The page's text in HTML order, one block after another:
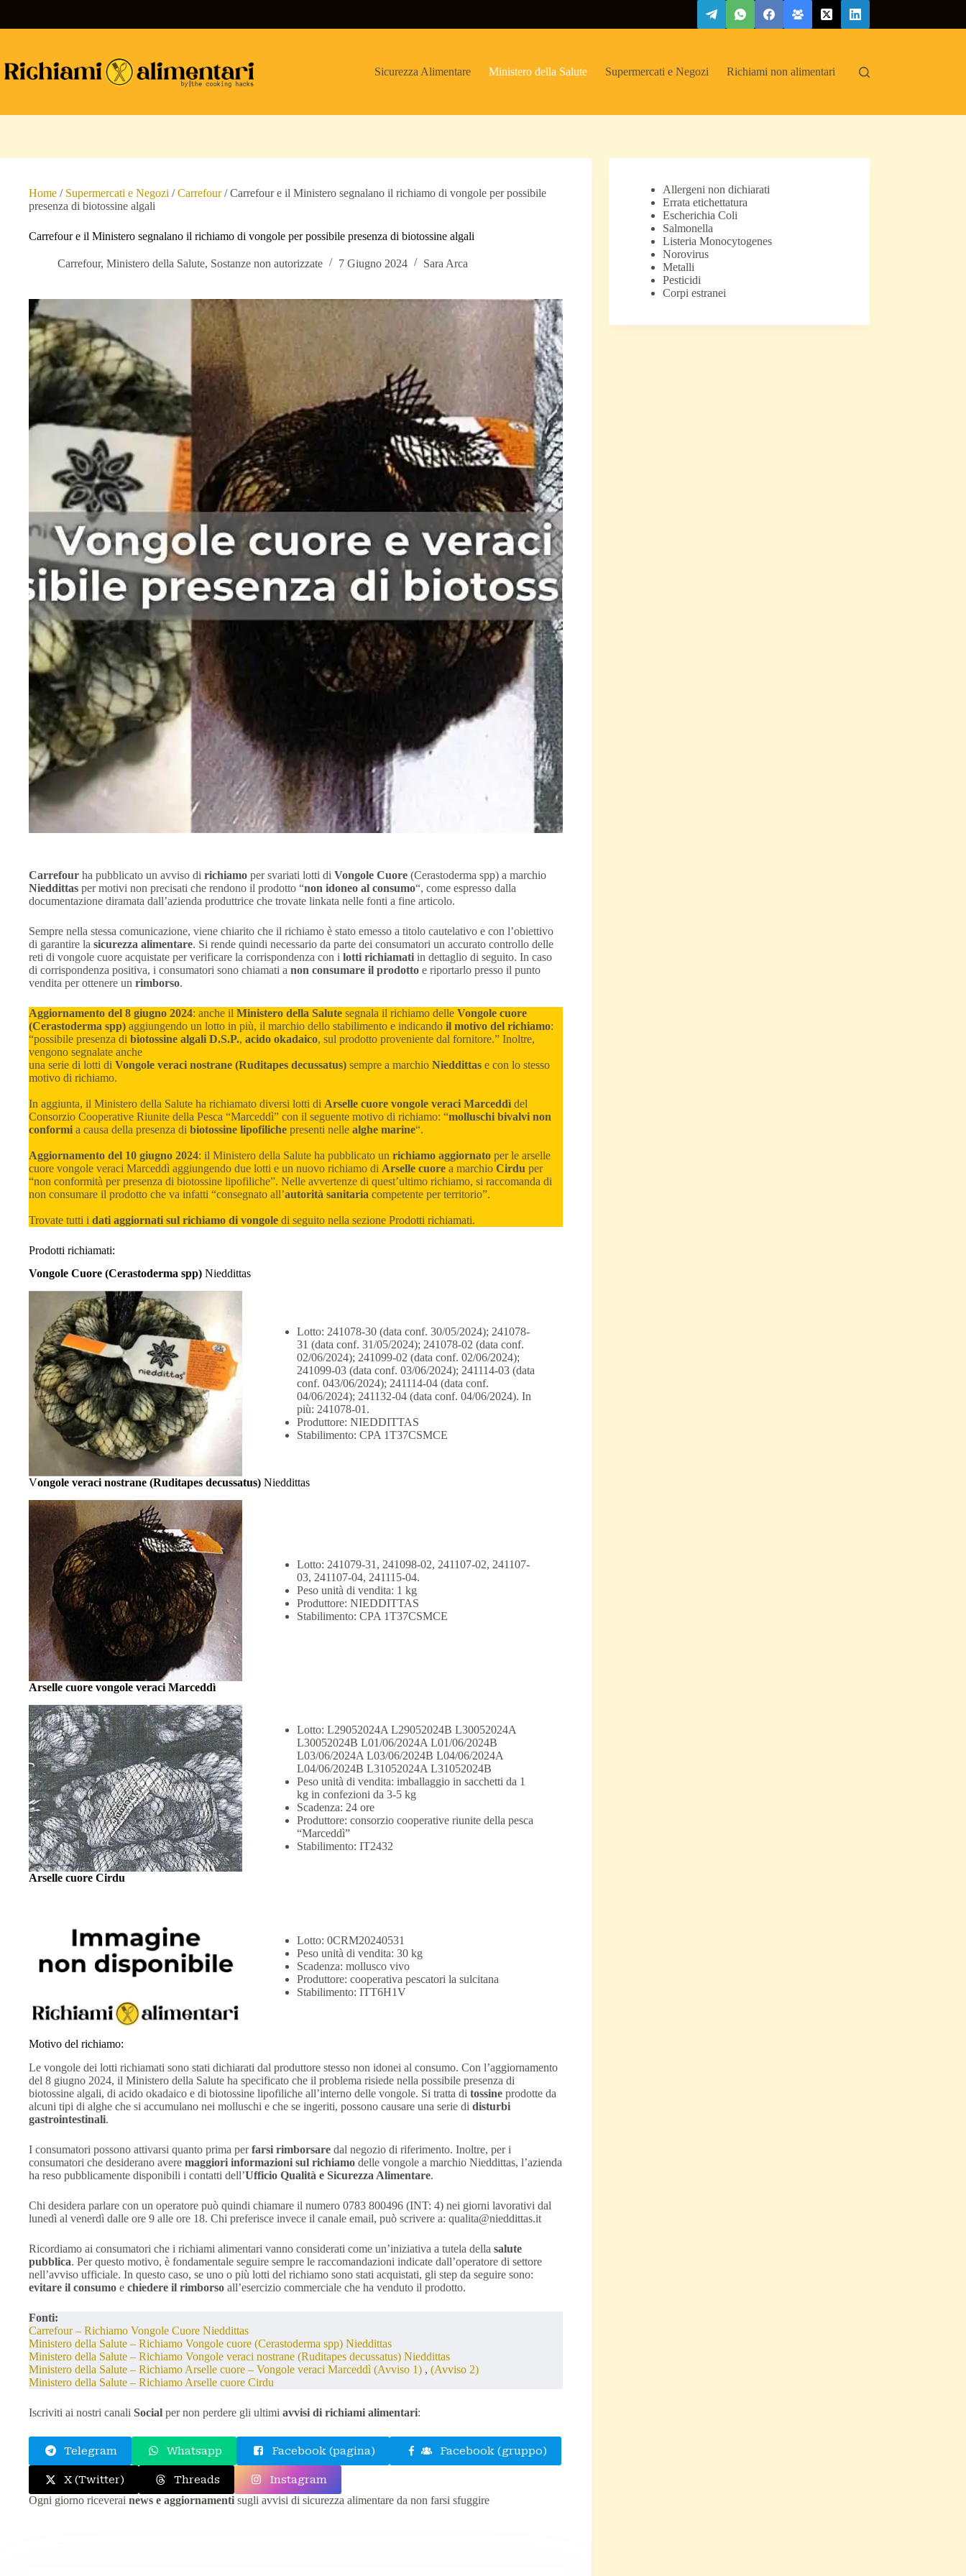
contenuto
Sicurezza Alimentare Ministero della Salute Supermercati e Negozi Richiami non alimentari
Home / Supermercati e Negozi /Carrefour/Carrefour e il Ministero segnalano il richiamo di vongole per possibile
presenza di biotossine algali
Carrefour e il Ministero segnalano il richiamo di vongole per possibile presenza di biotossine algali
Carrefour, Ministero della Salute, Sostanze non autorizzate 7 Giugno 2024 Sara Arca
Carrefour ha pubblicato un avviso di richiamo per svariati lotti di Vongole Cuore (Cerastoderma spp) a marchio
Nieddittas per motivi non precisati che rendono il prodotto “non idoneo al consumo“, come espresso dalla
documentazione diramata dall’azienda produttrice che trovate linkata nelle fonti a fine articolo.
Sempre nella stessa comunicazione, viene chiarito che il richiamo è stato emesso a titolo cautelativo e con l’obiettivo
di garantire la sicurezza alimentare. Si rende quindi necessario da parte dei consumatori un accurato controllo delle
reti di vongole cuore acquistate per verificare la corrispondenza con i lotti richiamati in dettaglio di seguito. In caso
di corrispondenza positiva, i consumatori sono chiamati a non consumare il prodotto e riportarlo presso il punto
vendita per ottenere un rimborso.
Aggiornamento del 8 giugno 2024: anche il Ministero della Salute segnala il richiamo delle Vongole cuore
(Cerastoderma spp) aggiungendo un lotto in più, il marchio dello stabilimento e indicando il motivo del richiamo:
“possibile presenza di biotossine algali D.S.P., acido okadaico, sul prodotto proveniente dal fornitore.” Inoltre,
vengono segnalate anche
una serie di lotti di Vongole veraci nostrane (Ruditapes decussatus) sempre a marchio Nieddittas e con lo stesso
motivo di richiamo.
In aggiunta, il Ministero della Salute ha richiamato diversi lotti di Arselle cuore vongole veraci Marceddì del
Consorzio Cooperative Riunite della Pesca “Marceddì” con il seguente motivo di richiamo: “molluschi bivalvi non
conformi a causa della presenza di biotossine lipofiliche presenti nelle alghe marine“.
Aggiornamento del 10 giugno 2024: il Ministero della Salute ha pubblicato un richiamo aggiornato per le arselle
cuore vongole veraci Marceddì aggiungendo due lotti e un nuovo richiamo di Arselle cuore a marchio Cirdu per
“non conformità per presenza di biotossine lipofiliche”. Nelle avvertenze di quest’ultimo richiamo, si raccomanda di
non consumare il prodotto che va infatti “consegnato all’autorità sanitaria competente per territorio”.
Trovate tutti i dati aggiornati sul richiamo di vongole di seguito nella sezione Prodotti richiamati.
Prodotti richiamati:
Vongole Cuore (Cerastoderma spp) Nieddittas
Lotto: 241078-30 (data conf. 30/05/2024); 241078-
31 (data conf. 31/05/2024); 241078-02 (data conf.
02/06/2024); 241099-02 (data conf. 02/06/2024);
241099-03 (data conf. 03/06/2024); 241114-03 (data
conf. 043/06/2024); 241114-04 (data conf.
04/06/2024); 241132-04 (data conf. 04/06/2024). In
più: 241078-01.
Produttore: NIEDDITTAS
Stabilimento: CPA 1T37CSMCE
Vongole veraci nostrane (Ruditapes decussatus) Nieddittas
Lotto: 241079-31, 241098-02, 241107-02, 241107-
03, 241107-04, 241115-04.
Peso unità di vendita: 1 kg
Produttore: NIEDDITTAS
Stabilimento: CPA 1T37CSMCE
Arselle cuore vongole veraci Marceddì
Lotto: L29052024A L29052024B L30052024A
L30052024B L01/06/2024A L01/06/2024B
L03/06/2024A L03/06/2024B L04/06/2024A
L04/06/2024B L31052024A L31052024B
Peso unità di vendita: imballaggio in sacchetti da 1
kg in confezioni da 3-5 kg
Scadenza: 24 ore
Produttore: consorzio cooperative riunite della pesca
“Marceddì”
Stabilimento: IT2432
Arselle cuore Cirdu
Lotto: 0CRM20240531
Peso unità di vendita: 30 kg
Scadenza: mollusco vivo
Produttore: cooperativa pescatori la sulcitana
Stabilimento: ITT6H1V
Motivo del richiamo:
Le vongole dei lotti richiamati sono stati dichiarati dal produttore stesso non idonei al consumo. Con l’aggiornamento
del 8 giugno 2024, il Ministero della Salute ha specificato che il problema risiede nella possibile presenza di
biotossine algali, di acido okadaico e di biotossine lipofiliche all’interno delle vongole. Si tratta di tossine prodotte da
alcuni tipi di alghe che si accumulano nei molluschi e che se ingeriti, possono causare una serie di disturbi
gastrointestinali.
I consumatori possono attivarsi quanto prima perfarsi rimborsare dal negozio di riferimento. Inoltre, per i
consumatori che desiderano avere maggiori informazioni sul richiamo delle vongole a marchio Nieddittas, l’azienda
ha reso pubblicamente disponibili i contatti dell’Ufficio Qualità e Sicurezza Alimentare.
Chi desidera parlare con un operatore può quindi chiamare il numero 0783 800496 (INT: 4) nei giorni lavorativi dal
lunedì al venerdì dalle ore 9 alle ore 18. Chi preferisce invece il canale email, può scrivere a: qualita@nieddittas.it
Ricordiamo ai consumatori che i richiami alimentari vanno considerati come un’iniziativa a tutela della salute
pubblica. Per questo motivo, è fondamentale seguire sempre le raccomandazioni indicate dall’operatore di settore
nell’avviso ufficiale. In questo caso, se uno o più lotti del richiamo sono stati acquistati, gli step da seguire sono:
evitare il consumo e chiedere il rimborso all’esercizio commerciale che ha venduto il prodotto.
Fonti:
Carrefour – Richiamo Vongole Cuore Nieddittas
Ministero della Salute – Richiamo Vongole cuore (Cerastoderma spp) Nieddittas
Ministero della Salute – Richiamo Vongole veraci nostrane (Ruditapes decussatus) Nieddittas
Ministero della Salute – Richiamo Arselle cuore – Vongole veraci Marceddì (Avviso 1) , (Avviso 2)
Ministero della Salute – Richiamo Arselle cuore Cirdu
Iscriviti ai nostri canali Social per non perdere gli ultimi avvisi di richiami alimentari:
Telegram Whatsapp Facebook (pagina) Facebook (gruppo)
X (Twitter) Threads Instagram
Ogni giorno riceverai news e aggiornamenti sugli avvisi di sicurezza alimentare da non farsi sfuggire
Allergeni non dichiarati
Errata etichettatura
Escherichia Coli
Salmonella
Listeria Monocytogenes
Norovirus
Metalli
Pesticidi
Corpi estranei